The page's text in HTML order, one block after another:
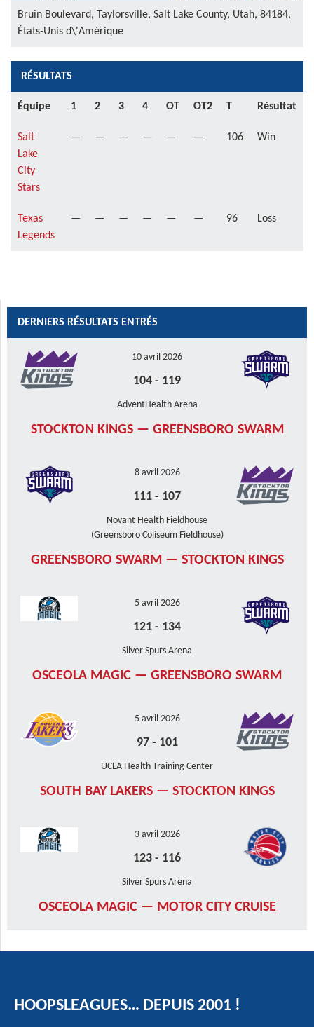
Bruin Boulevard, Taylorsville, Salt Lake County, Utah, 84184,
États-Unis d\'Amérique
RÉSULTATS
Équipe 1 2 3 4 OT OT2 T Résultat
Salt
Lake
City
Stars
— — — — — — 106 Win
Texas
Legends
— — — — — — 96 Loss
DERNIERS RÉSULTATS ENTRÉS
10 avril 2026
104 - 119
AdventHealth Arena
STOCKTON KINGS — GREENSBORO SWARM
8 avril 2026
111 - 107
Novant Health Fieldhouse
(Greensboro Coliseum Fieldhouse)
GREENSBORO SWARM — STOCKTON KINGS
5 avril 2026
121 - 134
Silver Spurs Arena
OSCEOLA MAGIC — GREENSBORO SWARM
5 avril 2026
97- 101
UCLA Health Training Center
SOUTH BAY LAKERS — STOCKTON KINGS
3 avril 2026
123 - 116
Silver Spurs Arena
OSCEOLA MAGIC — MOTOR CITY CRUISE
HOOPSLEAGUES… DEPUIS 2001 !